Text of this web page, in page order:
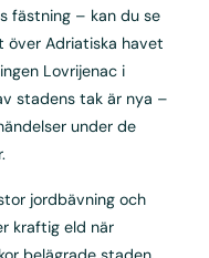
fästning – kan du se
över Adriatiska havet
Lovrijenac i
stadens tak är nya –
under de
jordbävning och
kraftig eld när